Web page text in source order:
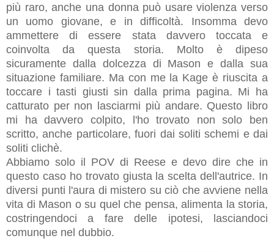
più raro, anche una donna può usare violenza verso
un uomo giovane, e in difficoltà. Insomma devo
ammettere di essere stata davvero toccata e
coinvolta da questa storia. Molto è dipeso
sicuramente dalla dolcezza di Mason e dalla sua
situazione familiare. Ma con me la Kage è riuscita a
toccare i tasti giusti sin dalla prima pagina. Mi ha
catturato per non lasciarmi più andare. Questo libro
mi ha davvero colpito, l'ho trovato non solo ben
scritto, anche particolare, fuori dai soliti schemi e dai
soliti clichè.
Abbiamo solo il POV di Reese e devo dire che in
questo caso ho trovato giusta la scelta dell'autrice. In
diversi punti l'aura di mistero su ciò che avviene nella
vita di Mason o su quel che pensa, alimenta la storia,
costringendoci a fare delle ipotesi, lasciandoci
comunque nel dubbio.